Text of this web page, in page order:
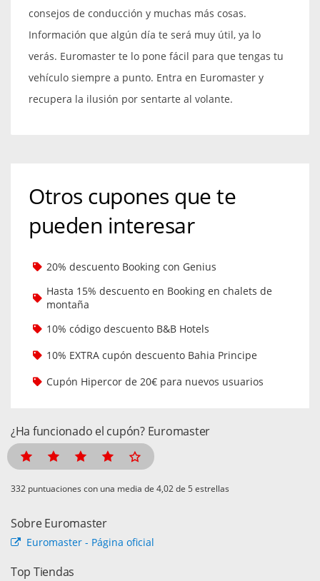
consejos de conducción y muchas más cosas.
Información que algún día te será muy útil, ya lo
verás. Euromaster te lo pone fácil para que tengas tu
vehículo siempre a punto. Entra en Euromaster y
recupera la ilusión por sentarte al volante.
Otros cupones que te
pueden interesar
20% descuento Booking con Genius
Hasta 15% descuento en Booking en chalets de
montaña
10% código descuento B&B Hotels
10% EXTRA cupón descuento Bahia Principe
Cupón Hipercor de 20€ para nuevos usuarios
¿Ha funcionado el cupón? Euromaster
puntuaciones con una media de de 5 estrellas
Sobre Euromaster
Euromaster - Página oficial
Top Tiendas